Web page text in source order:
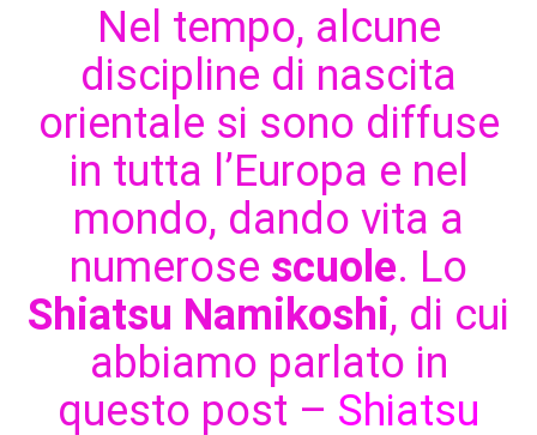
Nel tempo, alcune
discipline di nascita
orientale si sono diffuse
in tutta l’Europa e nel
mondo, dando vita a
numerose scuole. Lo
Shiatsu Namikoshi, di cui
abbiamo parlato in
questo post – Shiatsu